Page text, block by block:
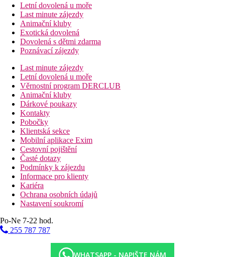
Letní dovolená u moře
Last minute zájezdy
Animační kluby
Exotická dovolená
Dovolená s dětmi zdarma
Poznávací zájezdy
Last minute zájezdy
Letní dovolená u moře
Věrnostní program DERCLUB
Animační kluby
Dárkové poukazy
Kontakty
Pobočky
Klientská sekce
Mobilní aplikace Exim
Cestovní pojištění
Časté dotazy
Podmínky k zájezdu
Informace pro klienty
Kariéra
Ochrana osobních údajů
Nastavení soukromí
Po-Ne 7-22 hod.
255 787 787
WHATSAPP - NAPIŠTE NÁM